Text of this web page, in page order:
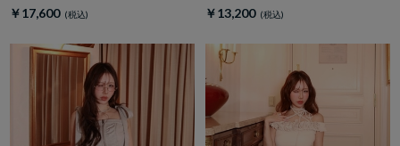
￥17,600 ￥13,200